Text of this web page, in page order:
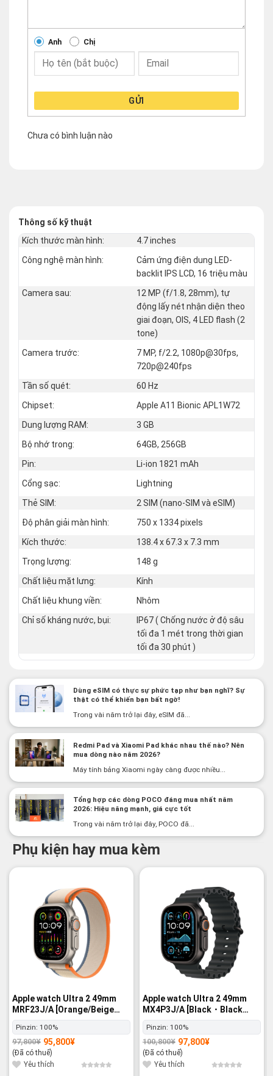
Anh Chị
GỬI
Chưa có bình luận nào
Thông số kỹ thuật
Kích thước màn hình:
4.7 inches
Công nghệ màn hình:
Cảm ứng điện dung LED-
backlit IPS LCD, 16 triệu màu
Camera sau:
12 MP (f/1.8, 28mm), tự
động lấy nét nhận diện theo
giai đoạn, OIS, 4 LED flash (2
tone)
Camera trước:
7 MP, f/2.2, 1080p@30fps,
720p@240fps
Tần số quét:
60 Hz
Chipset:
Apple A11 Bionic APL1W72
Dung lượng RAM:
3 GB
Bộ nhớ trong:
64GB, 256GB
Pin:
Li-ion 1821 mAh
Cổng sạc:
Lightning
Thẻ SIM:
2 SIM (nano‑SIM và eSIM)
Độ phân giải màn hình:
750 x 1334 pixels
Kích thước:
138.4 x 67.3 x 7.3 mm
Trọng lượng:
148 g
Chất liệu mặt lưng:
Kính
Chất liệu khung viền:
Nhôm
Chỉ số kháng nước, bụi:
IP67 ( Chống nước ở độ sâu
tối đa 1 mét trong thời gian
tối đa 30 phút )
Dùng eSIM có thực sự phức tạp như bạn nghĩ? Sự
thật có thể khiến bạn bất ngờ!
Trong vài năm trở lại đây, eSIM đã...
Redmi Pad và Xiaomi Pad khác nhau thế nào? Nên
mua dòng nào năm 2026?
Máy tính bảng Xiaomi ngày càng được nhiều...
Tổng hợp các dòng POCO đáng mua nhất năm
2026: Hiệu năng mạnh, giá cực tốt
Trong vài năm trở lại đây, POCO đã...
Phụ kiện hay mua kèm
Apple watch Ultra 2 49mm
MRF23J/A [Orange/Beige
Trail Loop M/L] GPS+Cellular
- Nguyên hộp
Pinzin: 100%
97,800¥
Giá
gốc
là:
97,800¥.
95,800¥
Giá
hiện
tại
là:
95,800¥.
(Đã có thuế)
Yêu thích
Apple watch Ultra 2 49mm
MX4P3J/A [Black・Black
Ocean Band] GPS+Cellular -
Nguyên hộp
Pinzin: 100%
100,800¥
Giá
gốc
là:
100,800¥.
97,800¥
Giá
hiện
tại
là:
97,800¥.
(Đã có thuế)
Yêu thích